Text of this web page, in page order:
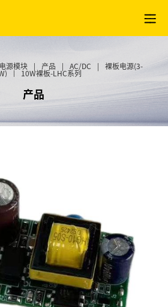
源模块 产品 AC/DC
裸板电源(3-
10W裸板-LHC系列
产品